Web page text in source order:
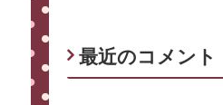
最近のコメント